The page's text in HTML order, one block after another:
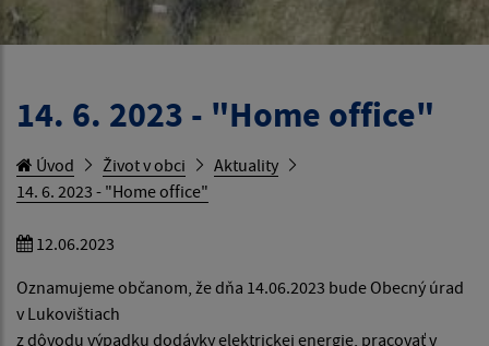
14. 6. 2023 - "Home office"
Úvod Život v obci
Aktuality
14. 6. 2023 - "Home office"
12.06.2023
Oznamujeme občanom, že dňa 14.06.2023 bude Obecný úrad
v Lukovištiach
z dôvodu výpadku dodávky elektrickej energie, pracovať v